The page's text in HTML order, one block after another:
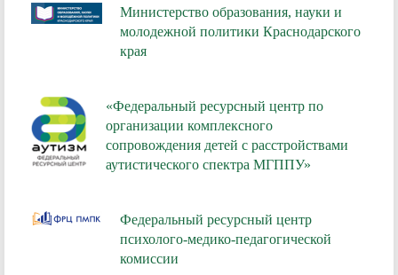
Министерство образования, науки и
молодежной политики Краснодарского
края
«Федеральный ресурсный центр по
организации комплексного
сопровождения детей с расстройствами
аутистического спектра МГППУ»
Федеральный ресурсный центр
психолого-медико-педагогической
комиссии